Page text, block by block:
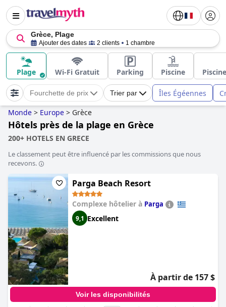
Grèce, Plage
Ajouter des dates 2 clients 1 chambre
Plage Wi-Fi Gratuit Parking Piscine
Fourchette de prix Trier par Îles Égéennes
Monde > Europe > Grèce
Hôtels près de la plage en Grèce
200+ HOTELS EN GRECE
Le classement peut être influencé par les commissions que nous
recevons.
Parga Beach Resort
Complexe hôtelier à Parga
9,1 Excellent
À partir de 157 $
Voir les disponibilités